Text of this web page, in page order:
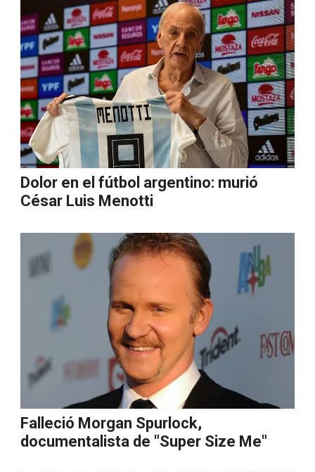
Dolor en el fútbol argentino: murió
César Luis Menotti
Falleció Morgan Spurlock,
documentalista de "Super Size Me"